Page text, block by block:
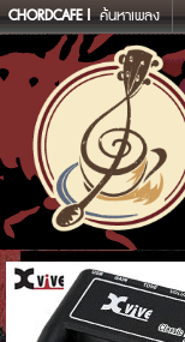
CHORDCAFE ค้นหาเพลง